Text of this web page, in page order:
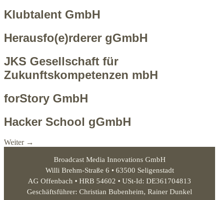
Klubtalent GmbH
Herausfo(e)rderer gGmbH
JKS Gesellschaft für
Zukunftskompetenzen mbH
forStory GmbH
Hacker School gGmbH
Weiter →
Broadcast Media Innovations GmbH
Willi Brehm-Straße 6 • 63500 Seligenstadt
AG Offenbach • HRB 54602 • USt-Id: DE361704813
Geschäftsführer: Christian Bubenheim, Rainer Dunkel